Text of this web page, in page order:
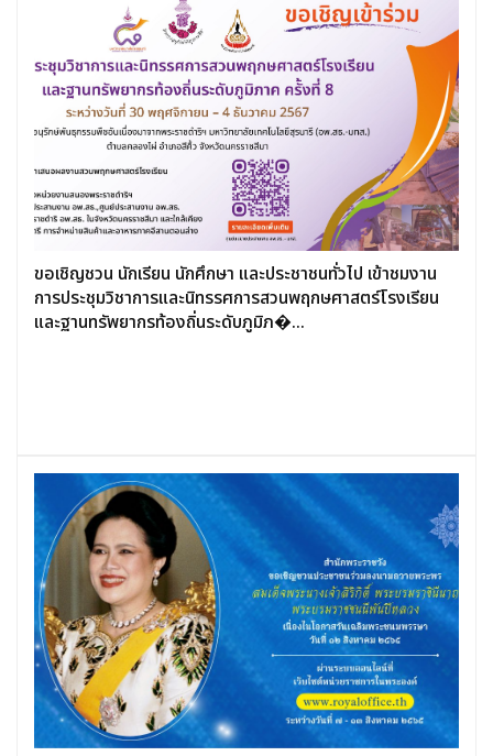
ขอเชิญชวน นักเรียน นักศึกษา และประชาชนทั่วไป เข้าชมงาน
การประชุมวิชาการและนิทรรศการสวนพฤกษศาสตร์โรงเรียน
และฐานทรัพยากรท้องถิ่นระดับภูมิภ�...